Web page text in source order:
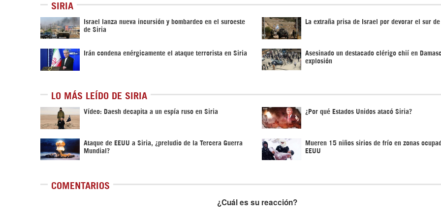
SIRIA
Israel lanza nueva incursión y bombardeo en el suroeste
de Siria
La extraña prisa de Israel por devorar el sur
Irán condena enérgicamente el ataque terrorista en Siria Asesinado un destacado clérigo chií en
explosión
LO MÁS LEÍDO DE SIRIA
Vídeo: Daesh decapita a un espía ruso en Siria ¿Por qué Estados Unidos atacó Siria?
Ataque de EEUU a Siria, ¿preludio de la Tercera Guerra
Mundial?
Mueren 15 niños sirios de frío en zonas
EEUU
COMENTARIOS